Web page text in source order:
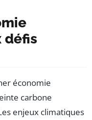
défis
économie
carbone
enjeux climatiques